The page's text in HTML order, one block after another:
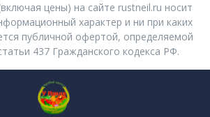
цены) на сайте rustneil.ru носит
характер и ни при каких
публичной офертой, определяемой
437 Гражданского кодекса РФ.